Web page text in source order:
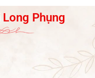
Phụng